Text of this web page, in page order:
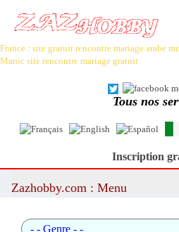
France : site gratuit rencontre mariage arabe
Maroc site rencontre mariage gratuit
Tous nos
Inscription
Zazhobby.com : Menu